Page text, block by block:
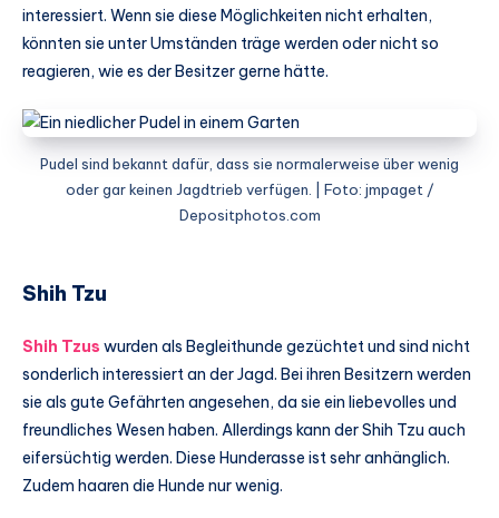
interessiert. Wenn sie diese Möglichkeiten nicht erhalten,
könnten sie unter Umständen träge werden oder nicht so
reagieren, wie es der Besitzer gerne hätte.
Pudel sind bekannt dafür, dass sie normalerweise über wenig
oder gar keinen Jagdtrieb verfügen. | Foto: jmpaget /
Depositphotos.com
Shih Tzu
Shih Tzus wurden als Begleithunde gezüchtet und sind nicht
sonderlich interessiert an der Jagd. Bei ihren Besitzern werden
sie als gute Gefährten angesehen, da sie ein liebevolles und
freundliches Wesen haben. Allerdings kann der Shih Tzu auch
eifersüchtig werden. Diese Hunderasse ist sehr anhänglich.
Zudem haaren die Hunde nur wenig.